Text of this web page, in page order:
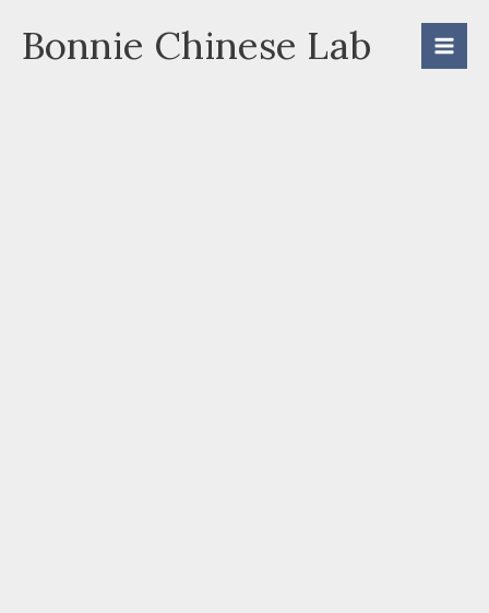
Bonnie Chinese Lab